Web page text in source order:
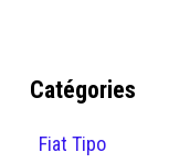
Catégories
Fiat Tipo